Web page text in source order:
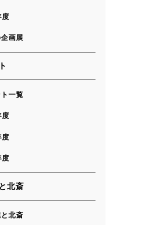
度
画展
一覧
度
度
度
北斎
北斎